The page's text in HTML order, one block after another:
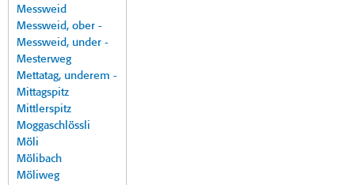
Messweid
Messweid, ober -
Messweid, under -
Mesterweg
Mettatag, underem -
Mittagspitz
Mittlerspitz
Moggaschlössli
Möli
Mölibach
Möliweg